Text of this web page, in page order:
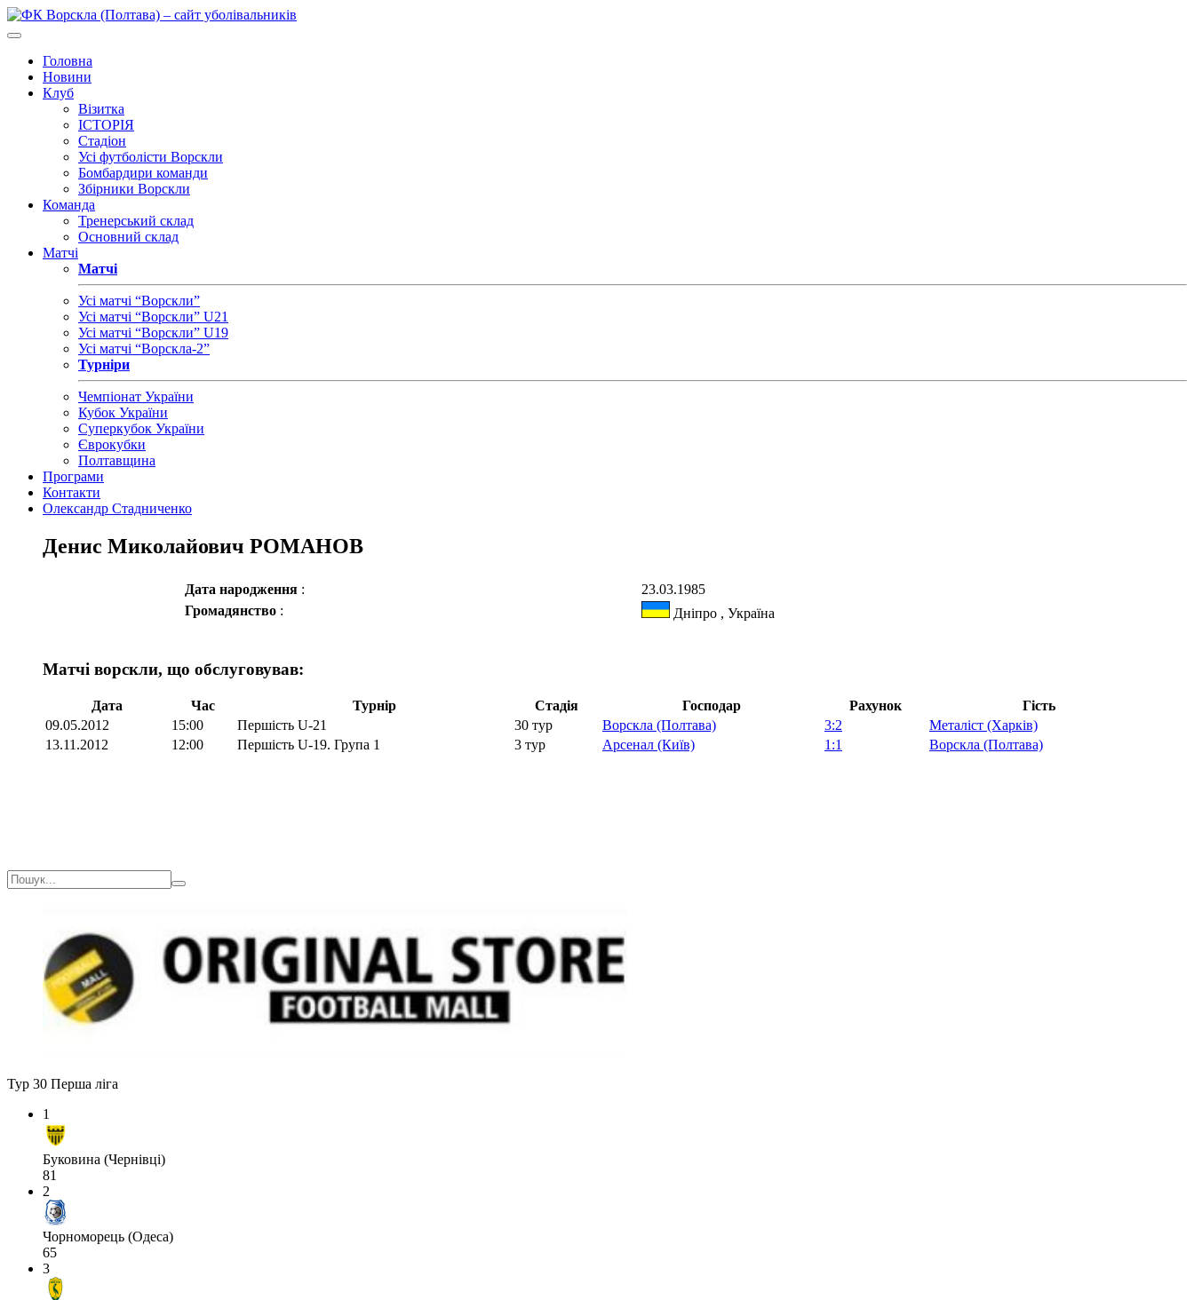
Головна
Новини
Клуб
Візитка
ІСТОРІЯ
Стадіон
Усі футболісти Ворскли
Бомбардири команди
Збірники Ворскли
Команда
Тренерський склад
Основний склад
Матчі
Матчі
Усі матчі “Ворскли”
Усі матчі “Ворскли” U21
Усі матчі “Ворскли” U19
Усі матчі “Ворскла-2”
Турніри
Чемпіонат України
Кубок України
Суперкубок України
Єврокубки
Полтавщина
Програми
Контакти
Олександр Стадниченко
Денис Миколайович РОМАНОВ
Дата народження :
23.03.1985
Громадянство : Дніпро , Україна
Матчі ворскли, що обслуговував:
Дата Час Турнір Стадія Господар Рахунок
Гість
09.05.2012
15:00 Першість U-21 30 тур Ворскла (Полтава) 3:2
Металіст (Харків)
13.11.2012
12:00 Першість U-19. Група 1 3 тур Арсенал (Київ) 1:1 Ворскла (Полтава)
Тур 30 Перша ліга
1
Буковина (Чернівці)
81
2
Чорноморець (Одеса)
65
3